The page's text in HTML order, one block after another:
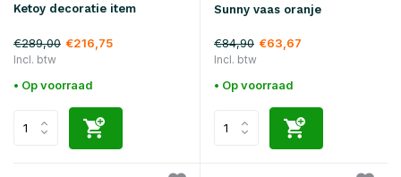
Ketoy decoratie item
€289,00 €216,75
Incl. btw
• Op voorraad
Sunny vaas oranje
€84,90 €63,67
Incl. btw
• Op voorraad